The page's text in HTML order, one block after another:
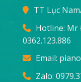
TT Lục
Hotline: Mr
0362.123.886
Email:
Zalo: